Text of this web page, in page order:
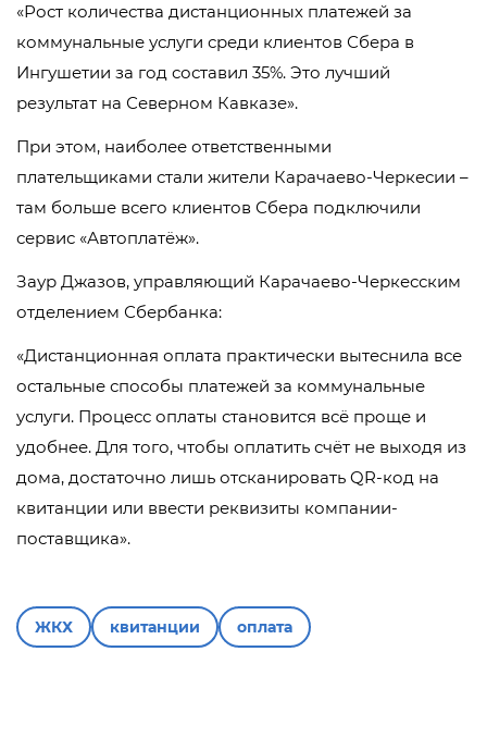
«Рост количества дистанционных платежей за
коммунальные услуги среди клиентов Сбера в
Ингушетии за год составил 35%. Это лучший
результат на Северном Кавказе».
При этом, наиболее ответственными
плательщиками стали жители Карачаево-Черкесии –
там больше всего клиентов Сбера подключили
сервис «Автоплатёж».
Заур Джазов, управляющий Карачаево-Черкесским
отделением Сбербанка:
«Дистанционная оплата практически вытеснила все
остальные способы платежей за коммунальные
услуги. Процесс оплаты становится всё проще и
удобнее. Для того, чтобы оплатить счёт не выходя из
дома, достаточно лишь отсканировать QR-код на
квитанции или ввести реквизиты компании-
поставщика».
ЖКХ квитанции оплата